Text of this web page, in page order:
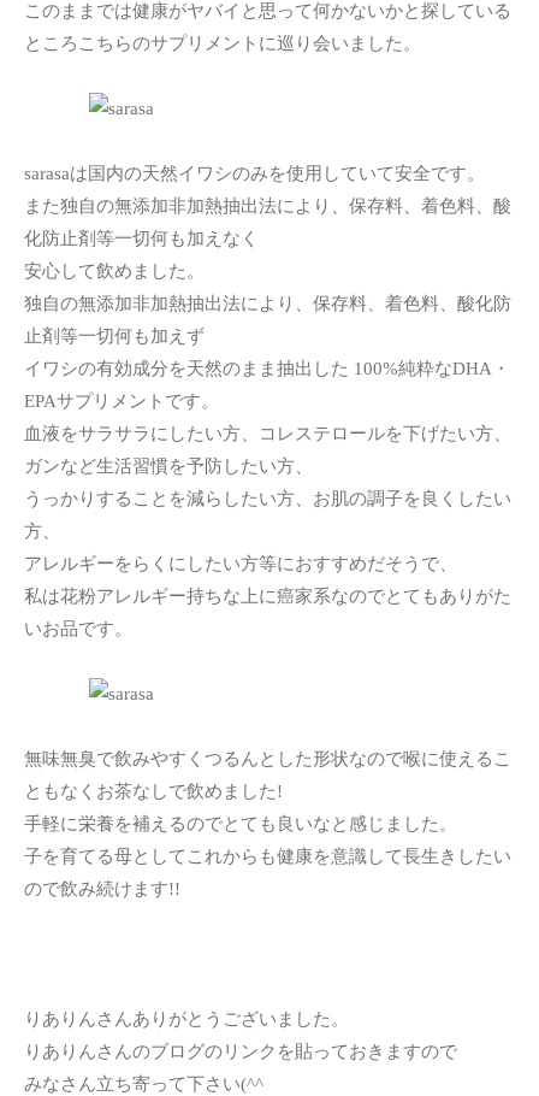
このままでは健康がヤバイと思って何かないかと探している
ところこちらのサプリメントに巡り会いました。
sarasaは国内の天然イワシのみを使用していて安全です。
また独自の無添加非加熱抽出法により、保存料、着色料、酸
化防止剤等一切何も加えなく
安心して飲めました。
独自の無添加非加熱抽出法により、保存料、着色料、酸化防
止剤等一切何も加えず
イワシの有効成分を天然のまま抽出した 100%純粋なDHA・
EPAサプリメントです。
血液をサラサラにしたい方、コレステロールを下げたい方、
ガンなど生活習慣を予防したい方、
うっかりすることを減らしたい方、お肌の調子を良くしたい
方、
アレルギーをらくにしたい方等におすすめだそうで、
私は花粉アレルギー持ちな上に癌家系なのでとてもありがた
いお品です。
無味無臭で飲みやすくつるんとした形状なので喉に使えるこ
ともなくお茶なしで飲めました!
手軽に栄養を補えるのでとても良いなと感じました。
子を育てる母としてこれからも健康を意識して長生きしたい
ので飲み続けます!!
りありんさんありがとうございました。
りありんさんのブログのリンクを貼っておきますので
みなさん立ち寄って下さい(^^ゞ